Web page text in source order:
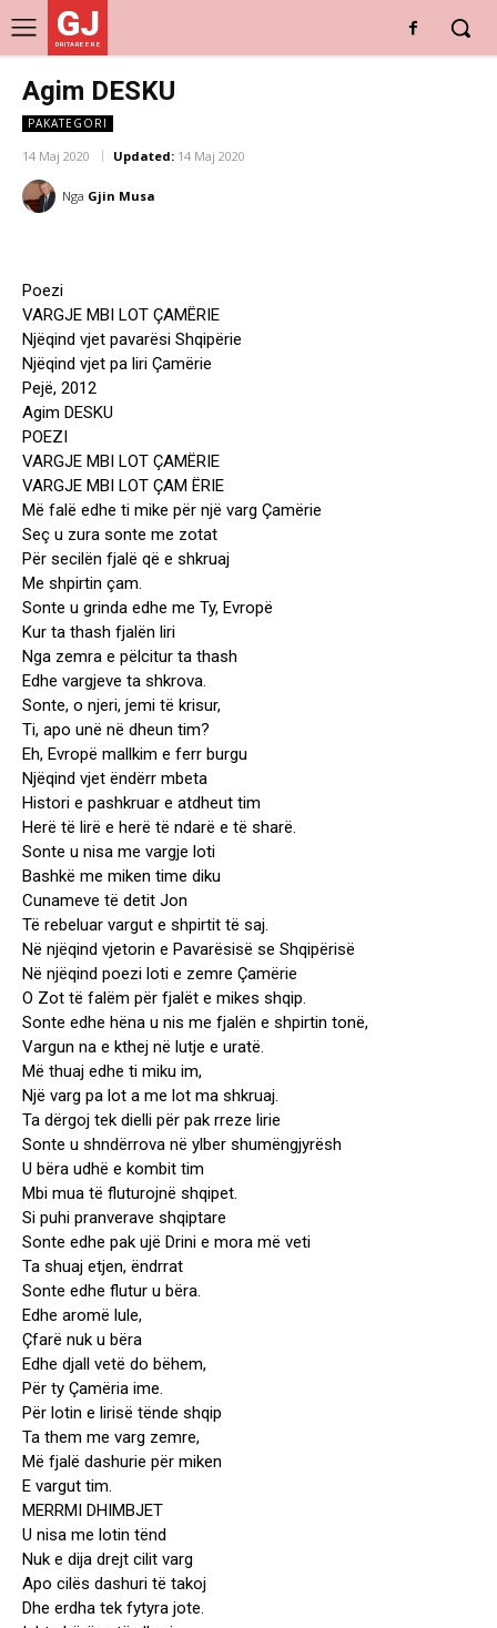
GJ
DRITARE E RE
Agim DESKU
PAKATEGORI
14 Maj 2020 Updated: 14 Maj 2020
Nga Gjin Musa
Poezi
VARGJE MBI LOT ÇAMËRIE
Njëqind vjet pavarësi Shqipërie
Njëqind vjet pa liri Çamërie
Pejë, 2012
Agim DESKU
POEZI
VARGJE MBI LOT ÇAMËRIE
VARGJE MBI LOT ÇAM ËRIE
Më falë edhe ti mike për një varg Çamërie
Seç u zura sonte me zotat
Për secilën fjalë që e shkruaj
Me shpirtin çam.
Sonte u grinda edhe me Ty, Evropë
Kur ta thash fjalën liri
Nga zemra e pëlcitur ta thash
Edhe vargjeve ta shkrova.
Sonte, o njeri, jemi të krisur,
Ti, apo unë në dheun tim?
Eh, Evropë mallkim e ferr burgu
Njëqind vjet ëndërr mbeta
Histori e pashkruar e atdheut tim
Herë të lirë e herë të ndarë e të sharë.
Sonte u nisa me vargje loti
Bashkë me miken time diku
Cunameve të detit Jon
Të rebeluar vargut e shpirtit të saj.
Në njëqind vjetorin e Pavarësisë se Shqipërisë
Në njëqind poezi loti e zemre Çamërie
O Zot të falëm për fjalët e mikes shqip.
Sonte edhe hëna u nis me fjalën e shpirtin tonë,
Vargun na e kthej në lutje e uratë.
Më thuaj edhe ti miku im,
Një varg pa lot a me lot ma shkruaj.
Ta dërgoj tek dielli për pak rreze lirie
Sonte u shndërrova në ylber shumëngjyrësh
U bëra udhë e kombit tim
Mbi mua të fluturojnë shqipet.
Si puhi pranverave shqiptare
Sonte edhe pak ujë Drini e mora më veti
Ta shuaj etjen, ëndrrat
Sonte edhe flutur u bëra.
Edhe aromë lule,
Çfarë nuk u bëra
Edhe djall vetë do bëhem,
Për ty Çamëria ime.
Për lotin e lirisë tënde shqip
Ta them me varg zemre,
Më fjalë dashurie për miken
E vargut tim.
MERRMI DHIMBJET
U nisa me lotin tënd
Nuk e dija drejt cilit varg
Apo cilës dashuri të takoj
Dhe erdha tek fytyra jote.